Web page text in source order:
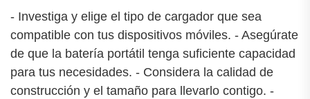
- Investiga y elige el tipo de cargador que sea
compatible con tus dispositivos móviles. - Asegúrate
de que la batería portátil tenga suficiente capacidad
para tus necesidades. - Considera la calidad de
construcción y el tamaño para llevarlo contigo. -